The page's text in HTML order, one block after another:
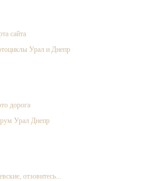
сайта
Урал и Днепр
дорога
Урал Днепр
отзовитесь...